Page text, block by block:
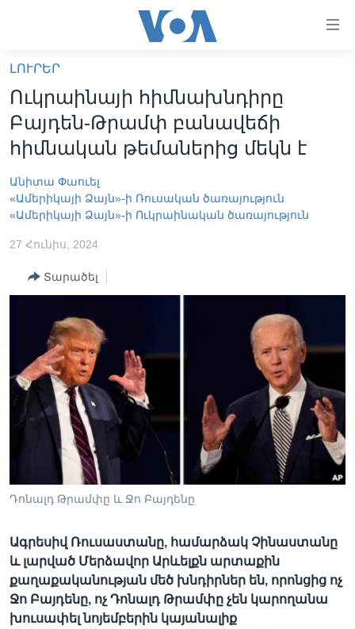
հիմնական
բովանդակությանը
անցնել
հիմնական
բովանդակությանը
բովանդակություն
ԼՈՒՐԵՐ
ՍՓՅՈՒՌՔ
ՖԻԼՄԵՐ
IN ENGLISH
ՄԵՐ ՄԱՍԻՆ
ՄԵՐ ՄԱՍԻՆ
«ԱՄԵՐԻԿԱՅԻ ՁԱՅՆ»-Ի ԿԱՆՈՆԱԴՐՈՒԹՅՈՒՆ
ՈՒԿՐԱԻՆԱԿԱՆ ՊԱՏԵՐԱԶՄ
Learning English
ՀԵՏԵՒԵՔ ՄԵԶ
Լեզուներ
ԼՈՒՐԵՐ
Ուկրաինայի հիմնախնդիրը
Բայդեն-Թրամփ բանավեճի
հիմնական թեմաներից մեկն է
Անիտա Փաուել
«Ամերիկայի Ձայն»-ի Ռուսական ծառայություն
«Ամերիկայի Ձայն»-ի Ուկրաինական ծառայություն
27 Հունիս, 2024
Տարածել
Դոնալդ Թրամփը և Ջո Բայդենը
Ագրեսիվ Ռուսաստանը, համարձակ Չինաստանը
և լարված Մերձավոր Արևելքն արտաքին
քաղաքականության մեծ խնդիրներ են, որոնցից ոչ
Ջո Բայդենը, ոչ Դոնալդ Թրամփը չեն կարողանա
խուսափել նոյեմբերին կայանալիք